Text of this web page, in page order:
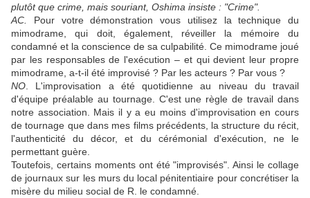
plutôt que crime, mais souriant, Oshima insiste : "Crime".
AC.
Pour votre démonstration vous utilisez la technique du
mimodrame, qui doit, également, réveiller la mémoire du
condamné et la conscience de sa culpabilité. Ce mimodrame joué
par les responsables de l'exécution – et qui devient leur propre
mimodrame, a‑t‑il été improvisé ? Par les acteurs ? Par vous ?
NO . L'improvisation a été quotidienne au niveau du travail
d'équipe préalable au tournage. C'est une règle de travail dans
notre association. Mais il y a eu moins d'improvisation en cours
de tournage que dans mes films précédents, la structure du récit,
l'authenticité du décor, et du cérémonial d'exécution, ne le
permettant guère.
Toutefois, certains moments ont été "improvisés". Ainsi le collage
de journaux sur les murs du local pénitentiaire pour concrétiser la
misère du milieu social de R. le condamné.